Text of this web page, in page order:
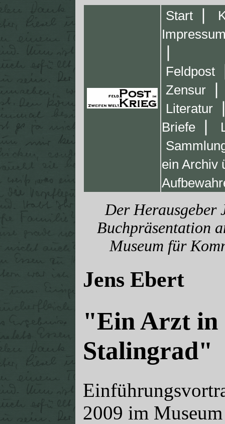
Start
Feldpost
Zensur
Literatur
Briefe
ein Archiv
Der Herausgeber
Buchpräsentation
Museum für
Jens Ebert
"Ein Arzt in
Stalingrad"
2009 im